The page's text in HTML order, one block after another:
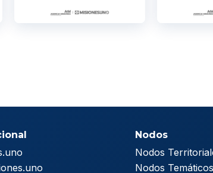
Nodos
Nodos
Nodos Temáticos